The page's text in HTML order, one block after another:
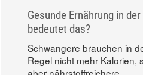
Gesunde Ernährung in
bedeutet das?
Schwangere brauchen in
Regel nicht mehr Kalorien,